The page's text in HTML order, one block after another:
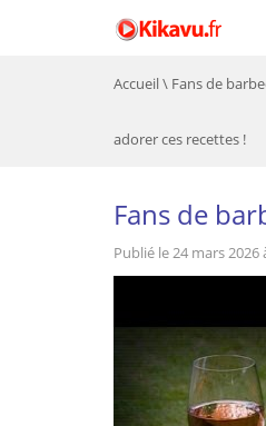
Accueil\ Fans de
adorer ces recettes !
Fans de
Publié le24 mars 2026